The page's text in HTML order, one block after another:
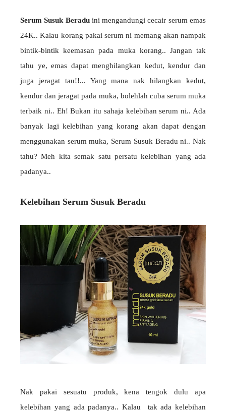
Serum Susuk Beraduini mengandungi cecair serum emas
24K.. Kalau korang pakai serum ni memang akan nampak
bintik-bintik keemasan pada muka korang.. Jangan tak
tahu ye, emas dapat menghilangkan kedut, kendur dan
juga jeragat tau!!... Yang mana nak hilangkan kedut,
kendur dan jeragat pada muka, bolehlah cuba serum muka
terbaik ni.. Eh! Bukan itu sahaja kelebihan serum ni.. Ada
banyak lagi kelebihan yang korang akan dapat dengan
menggunakan serum muka, Serum Susuk Beradu ni.. Nak
tahu? Meh kita semak satu persatu kelebihan yang ada
padanya..
Kelebihan Serum Susuk Beradu
Nak pakai sesuatu produk, kena tengok dulu apa
kelebihan yang ada padanya.. Kalau tak ada kelebihan